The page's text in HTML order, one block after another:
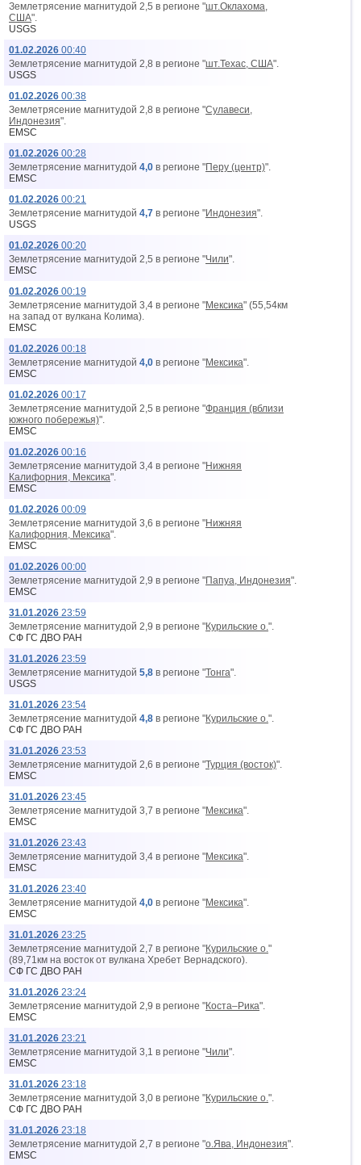
Землетрясение магнитудой 2,5 в регионе "шт.Оклахома,
США".
USGS
01.02.2026 00:40
Землетрясение магнитудой 2,8 в регионе "шт.Техас, США".
USGS
01.02.2026 00:38
Землетрясение магнитудой 2,8 в регионе "Сулавеси,
Индонезия".
EMSC
01.02.2026 00:28
Землетрясение магнитудой 4,0 в регионе "Перу (центр)".
EMSC
01.02.2026 00:21
Землетрясение магнитудой 4,7 в регионе "Индонезия".
USGS
01.02.2026 00:20
Землетрясение магнитудой 2,5 в регионе "Чили".
EMSC
01.02.2026 00:19
Землетрясение магнитудой 3,4 в регионе "Мексика" (55,54км
на запад от вyлкана Колима).
EMSC
01.02.2026 00:18
Землетрясение магнитудой 4,0 в регионе "Мексика".
EMSC
01.02.2026 00:17
Землетрясение магнитудой 2,5 в регионе "Франция (вблизи
южного побережья)".
EMSC
01.02.2026 00:16
Землетрясение магнитудой 3,4 в регионе "Нижняя
Калифорния, Мексика".
EMSC
01.02.2026 00:09
Землетрясение магнитудой 3,6 в регионе "Нижняя
Калифорния, Мексика".
EMSC
01.02.2026 00:00
Землетрясение магнитудой 2,9 в регионе "Папуа, Индонезия".
EMSC
31.01.2026 23:59
Землетрясение магнитудой 2,9 в регионе "Курильские о.".
СФ ГС ДВО РАН
31.01.2026 23:59
Землетрясение магнитудой 5,8 в регионе "Тонга".
USGS
31.01.2026 23:54
Землетрясение магнитудой 4,8 в регионе "Курильские о.".
СФ ГС ДВО РАН
31.01.2026 23:53
Землетрясение магнитудой 2,6 в регионе "Турция (восток)".
EMSC
31.01.2026 23:45
Землетрясение магнитудой 3,7 в регионе "Мексика".
EMSC
31.01.2026 23:43
Землетрясение магнитудой 3,4 в регионе "Мексика".
EMSC
31.01.2026 23:40
Землетрясение магнитудой 4,0 в регионе "Мексика".
EMSC
31.01.2026 23:25
Землетрясение магнитудой 2,7 в регионе "Курильские о."
(89,71км на восток от вyлкана Хребет Вернадского).
СФ ГС ДВО РАН
31.01.2026 23:24
Землетрясение магнитудой 2,9 в регионе "Коста–Рика".
EMSC
31.01.2026 23:21
Землетрясение магнитудой 3,1 в регионе "Чили".
EMSC
31.01.2026 23:18
Землетрясение магнитудой 3,0 в регионе "Курильские о.".
СФ ГС ДВО РАН
31.01.2026 23:18
Землетрясение магнитудой 2,7 в регионе "о.Ява, Индонезия".
EMSC